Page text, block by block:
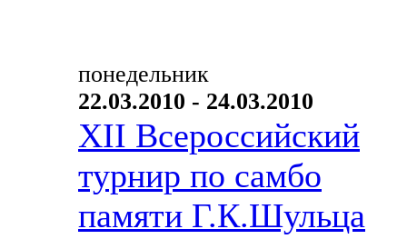
понедельник
22.03.2010 - 24.03.2010
XII Всероссийский
турнир по самбо
памяти Г.К.Шульца